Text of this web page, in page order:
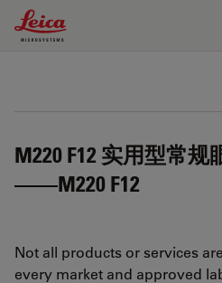
Leica Microsystems Logo
M220 F12 实用型常规
——M220 F12
Not all products or services
every market and approved